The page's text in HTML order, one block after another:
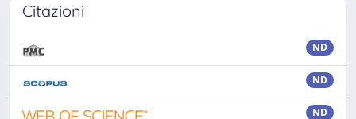
Citazioni
ND
ND
ND